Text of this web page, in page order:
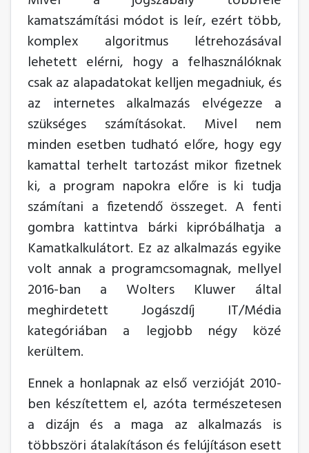
kamatszámítási módot is leír, ezért több,
komplex algoritmus létrehozásával
lehetett elérni, hogy a felhasználóknak
csak az alapadatokat kelljen megadniuk, és
az internetes alkalmazás elvégezze a
szükséges számításokat. Mivel nem
minden esetben tudható előre, hogy egy
kamattal terhelt tartozást mikor fizetnek
ki, a program napokra előre is ki tudja
számítani a fizetendő összeget. A fenti
gombra kattintva bárki kipróbálhatja a
Kamatkalkulátort. Ez az alkalmazás egyike
volt annak a programcsomagnak, mellyel
2016-ban a Wolters Kluwer által
meghirdetett Jogászdíj IT/Média
kategóriában a legjobb négy közé
kerültem.
Ennek a honlapnak az első verzióját 2010-
ben készítettem el, azóta természetesen
a dizájn és a maga az alkalmazás is
többszöri átalakításon és felújításon esett